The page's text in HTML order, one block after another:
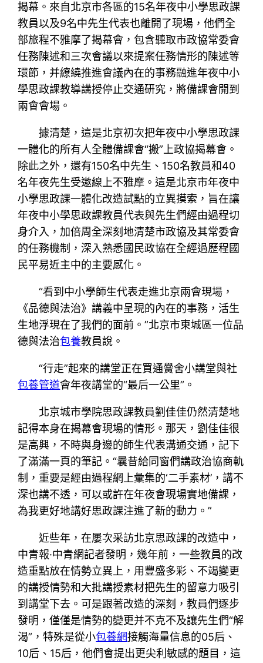
揭幕。來自北京市各區的15名年夜中小學思政課
教員以及9名中先生代表也離開了現場，他們全
部旅程不雅摩了揭幕會，包含聽取市政協常委會
任務陳述和三次會議以來提案任務情形的陳述等
環節，并繚繞推進會議內在的事務融進年夜中小
學思政課教導講授停止交通研究，將備課會開到
兩會會場。
據清楚，這是北京初次把年夜中小學思政課
一體化的所有人全體備課會“搬”上政協揭幕會。
除此之外，還有150名中先生、150名教員和40
名年夜先生受邀線上不雅摩。這是北京市年夜中
小學思政課一體化改造試點的立異摸索，旨在讓
年夜中小學思政課教員代表與先生們經由過程切
身介入，加倍周全深刻地清楚市政協及其常委會
的任務機制，深入熟悉國民政協在全經過歷程國
民平易近主中的主要感化。
“看到中小學師生代表走進北京兩會現場，
《品德與法治》講義中呈現的內在的事務，活生
生地浮現在了我們的面前。”北京市東城區一位品
德與法治包養教員說。
“行走”起來的講堂正在買通黌舍小講堂與社
包養管道會年夜講堂的“最后一公里”。
北京城市學院思政課教員劉佳佳仍然清楚地
記得本身在揭幕會現場的情形。那天，劉佳佳很
是高興，不時與身邊的師生代表溝通交通，記下
了滿滿一頁的筆記。“曩昔給同窗們講政治協商軌
制，重要是經由過程網上彙集的‘二手素材’，講不
深也講不透，可以或許在年夜會現場實地備課，
為我更好地講好思政課注進了新的動力。”
近些年，在屢次采訪北京思政課的改造中，
中青報·中青網記者發明，幾年前，一些教員的改
造重點放在情勢立異上，用豐盛多彩、不竭變更
的講授情勢和大批講授素材把先生的留意力吸引
到講堂下去。可是跟著改造的深刻，教員們逐步
發明，僅僅是情勢的變更并不克不及讓先生們“解
渴”，特殊是從小包養網接觸海量信息的05后、
10后、15后，他們會提出更尖利敏感的題目，這